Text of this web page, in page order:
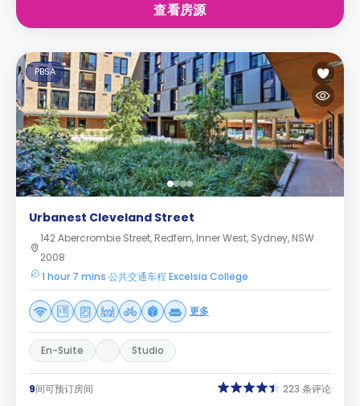
查看房源
PBSA
Urbanest Cleveland Street
142 Abercrombie Street, Redfern, Inner West, Sydney, NSW
2008
1 hour 7 mins 公共交通车程 Excelsia College
更多
En-Suite Studio
9间可预订房间 223 条评论